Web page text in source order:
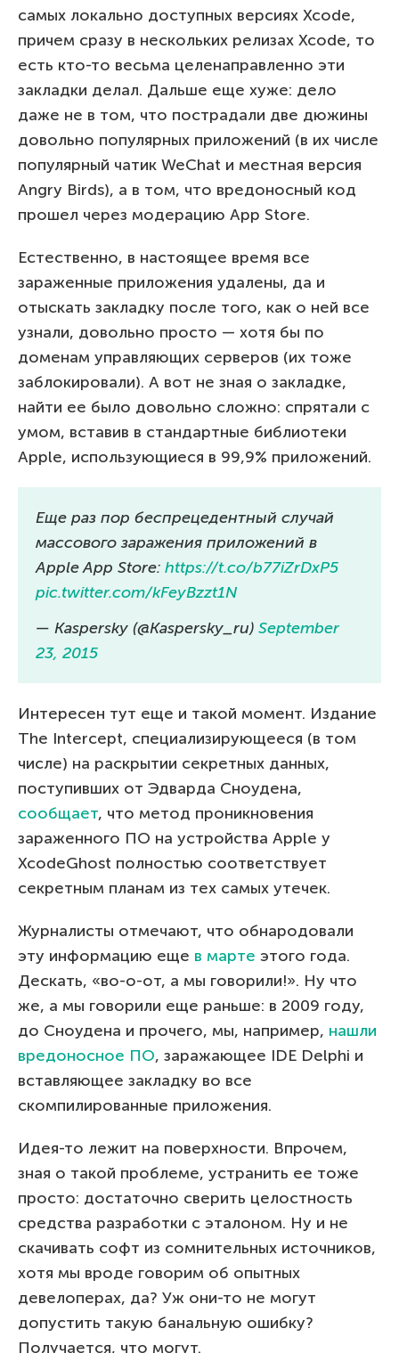
самых локально доступных версиях Xcode,
причем сразу в нескольких релизах Xcode, то
есть кто-то весьма целенаправленно эти
закладки делал. Дальше еще хуже: дело
даже не в том, что пострадали две дюжины
довольно популярных приложений (в их числе
популярный чатик WeChat и местная версия
Angry Birds), а в том, что вредоносный код
прошел через модерацию App Store.
Естественно, в настоящее время все
зараженные приложения удалены, да и
отыскать закладку после того, как о ней все
узнали, довольно просто — хотя бы по
доменам управляющих серверов (их тоже
заблокировали). А вот не зная о закладке,
найти ее было довольно сложно: спрятали с
умом, вставив в стандартные библиотеки
Apple, использующиеся в 99,9% приложений.
Еще раз пор беспрецедентный случай
массового заражения приложений в
Apple App Store: https://t.co/b77iZrDxP5
pic.twitter.com/kFeyBzzt1N
— Kaspersky (@Kaspersky_ru) September
23, 2015
Интересен тут еще и такой момент. Издание
The Intercept, специализирующееся (в том
числе) на раскрытии секретных данных,
поступивших от Эдварда Сноудена,
сообщает, что метод проникновения
зараженного ПО на устройства Apple у
XcodeGhost полностью соответствует
секретным планам из тех самых утечек.
Журналисты отмечают, что обнародовали
эту информацию еще в марте этого года.
Дескать, «во-о-от, а мы говорили!». Ну что
же, а мы говорили еще раньше: в 2009 году,
до Сноудена и прочего, мы, например, нашли
вредоносное ПО, заражающее IDE Delphi и
вставляющее закладку во все
скомпилированные приложения.
Идея-то лежит на поверхности. Впрочем,
зная о такой проблеме, устранить ее тоже
просто: достаточно сверить целостность
средства разработки с эталоном. Ну и не
скачивать софт из сомнительных источников,
хотя мы вроде говорим об опытных
девелоперах, да? Уж они-то не могут
допустить такую банальную ошибку?
Получается, что могут.